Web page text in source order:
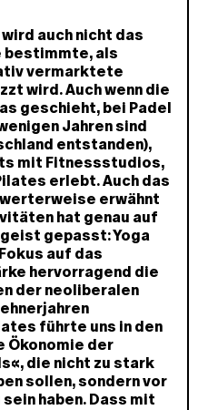
auch nicht das
bestimmte, als
vermarktete
wird. Auch wenn die
geschieht, bei Padel
Jahren sind
entstanden),
mit Fitnessstudios,
erlebt. Auch das
erwähnt
hat genau auf
gepasst: Yoga
auf das
hervorragend die
der neoliberalen
führte uns in den
Ökonomie der
die nicht zu stark
sollen, sondern vor
haben. Dass mit